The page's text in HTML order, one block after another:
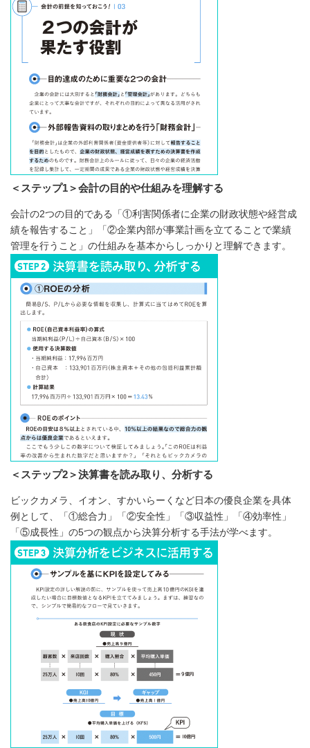
＜ステップ1＞会計の目的や仕組みを理解する
会計の2つの目的である「①利害関係者に企業の財政状態や経営成
績を報告すること」「②企業内部が事業計画を立てることで業績
管理を行うこと」の仕組みを基本からしっかりと理解できます。
＜ステップ2＞決算書を読み取り、分析する
ビックカメラ、イオン、すかいらーくなど日本の優良企業を具体
例として、「①総合力」「②安全性」「③収益性」「④効率性」
「⑤成長性」の5つの観点から決算分析する手法が学べます。